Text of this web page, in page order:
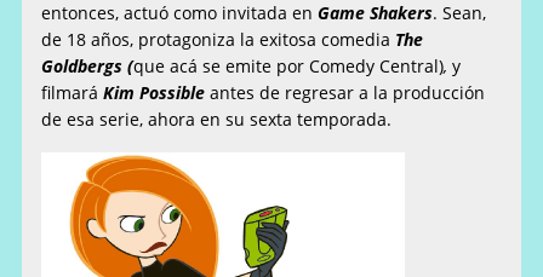
entonces, actuó como invitada enGame Shakers.Sean,
de 18 años, protagoniza la exitosa comedia The
Goldbergs (que acá se emite por Comedy Central), y
filmaráKim Possible antes de regresar a la producción
de esa serie, ahora en su sexta temporada.